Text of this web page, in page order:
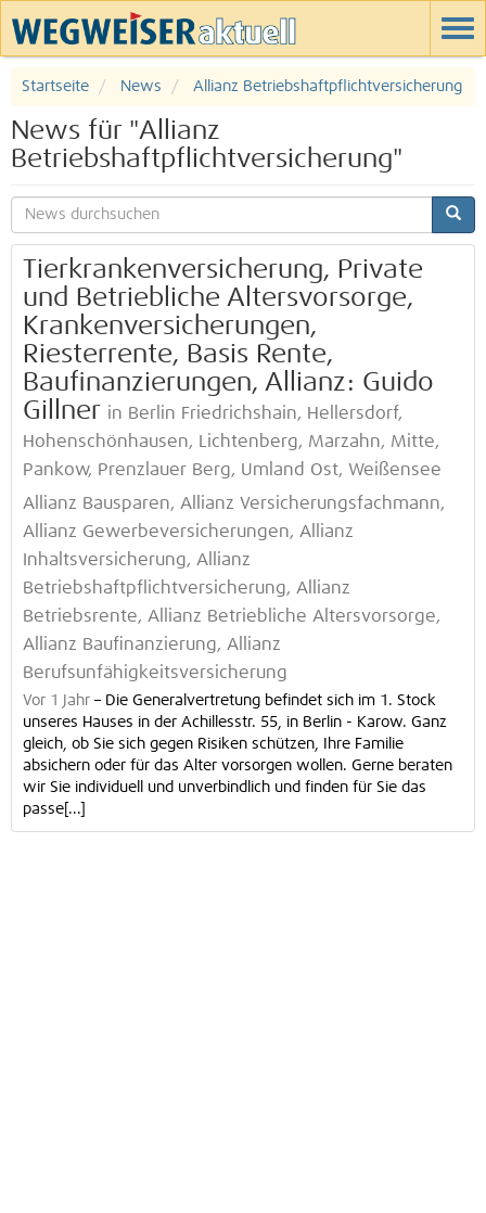
Startseite News Allianz Betriebshaftpflichtversicherung
News für "Allianz
Betriebshaftpflichtversicherung"
Tierkrankenversicherung, Private
und Betriebliche Altersvorsorge,
Krankenversicherungen,
Riesterrente, Basis Rente,
Baufinanzierungen, Allianz: Guido
Gillner in Berlin Friedrichshain, Hellersdorf,
Hohenschönhausen, Lichtenberg, Marzahn, Mitte,
Pankow, Prenzlauer Berg, Umland Ost, Weißensee
Allianz Bausparen, Allianz Versicherungsfachmann,
Allianz Gewerbeversicherungen, Allianz
Inhaltsversicherung, Allianz
Betriebshaftpflichtversicherung, Allianz
Betriebsrente, Allianz Betriebliche Altersvorsorge,
Allianz Baufinanzierung, Allianz
Berufsunfähigkeitsversicherung
Vor 1 Jahr – Die Generalvertretung befindet sich im 1. Stock
unseres Hauses in der Achillesstr. 55, in Berlin - Karow. Ganz
gleich, ob Sie sich gegen Risiken schützen, Ihre Familie
absichern oder für das Alter vorsorgen wollen. Gerne beraten
wir Sie individuell und unverbindlich und finden für Sie das
passe[...]